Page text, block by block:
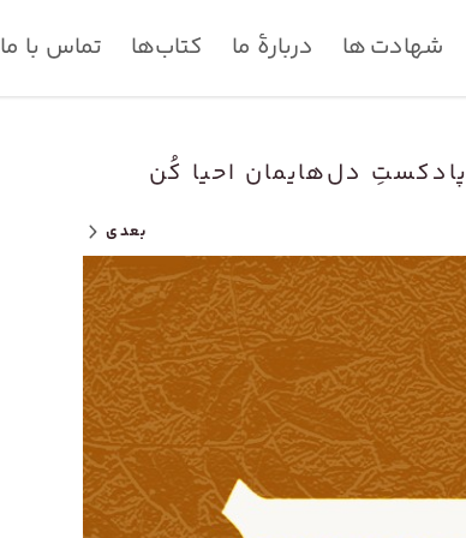
شهادت ها دربارۀ ما کتاب‌ها تماس با ما
پادکستِ دل‌هایمان احیا کُن
بعدی